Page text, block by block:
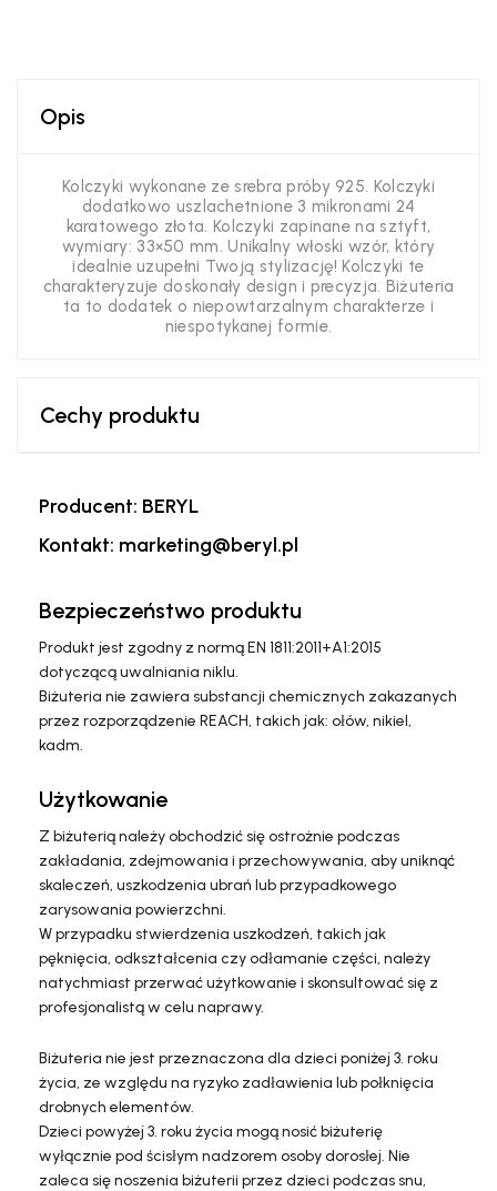
Opis
Kolczyki wykonane ze srebra próby 925. Kolczyki
dodatkowo uszlachetnione 3 mikronami 24
karatowego złota. Kolczyki zapinane na sztyft,
wymiary: 33×50 mm. Unikalny włoski wzór, który
idealnie uzupełni Twoją stylizację! Kolczyki te
charakteryzuje doskonały design i precyzja. Biżuteria
ta to dodatek o niepowtarzalnym charakterze i
niespotykanej formie.
Cechy produktu
Producent: BERYL
Kontakt: marketing@beryl.pl
Bezpieczeństwo produktu
Produkt jest zgodny z normą EN 1811:2011+A1:2015
dotyczącą uwalniania niklu.
Biżuteria nie zawiera substancji chemicznych zakazanych
przez rozporządzenie REACH, takich jak: ołów, nikiel,
kadm.
Użytkowanie
Z biżuterią należy obchodzić się ostrożnie podczas
zakładania, zdejmowania i przechowywania, aby uniknąć
skaleczeń, uszkodzenia ubrań lub przypadkowego
zarysowania powierzchni.
W przypadku stwierdzenia uszkodzeń, takich jak
pęknięcia, odkształcenia czy odłamanie części, należy
natychmiast przerwać użytkowanie i skonsultować się z
profesjonalistą w celu naprawy.
Biżuteria nie jest przeznaczona dla dzieci poniżej 3. roku
życia, ze względu na ryzyko zadławienia lub połknięcia
drobnych elementów.
Dzieci powyżej 3. roku życia mogą nosić biżuterię
wyłącznie pod ścisłym nadzorem osoby dorosłej. Nie
zaleca się noszenia biżuterii przez dzieci podczas snu,